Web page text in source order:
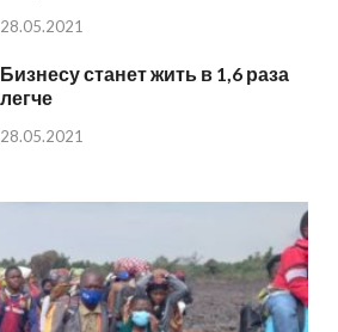
28.05.2021
Бизнесу станет жить в 1,6 раза
легче
28.05.2021